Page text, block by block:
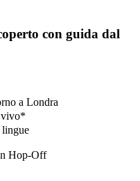
con guida dal
a Londra
vivo*
Hop-Off